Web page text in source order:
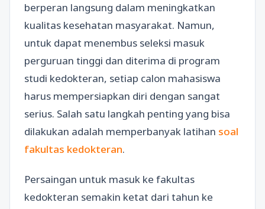
berperan langsung dalam meningkatkan
kualitas kesehatan masyarakat. Namun,
untuk dapat menembus seleksi masuk
perguruan tinggi dan diterima di program
studi kedokteran, setiap calon mahasiswa
harus mempersiapkan diri dengan sangat
serius. Salah satu langkah penting yang bisa
dilakukan adalah memperbanyak latihan soal
fakultas kedokteran.
Persaingan untuk masuk ke fakultas
kedokteran semakin ketat dari tahun ke